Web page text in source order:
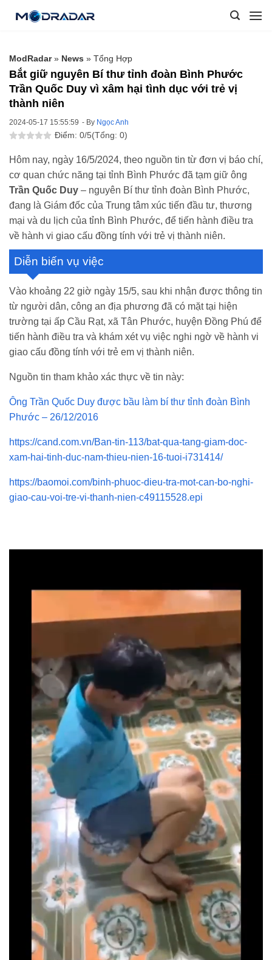
ModRadar» News » Tổng Hợp
Bắt giữ nguyên Bí thư tỉnh đoàn Bình Phước
Trần Quốc Duy vì xâm hại tình dục với trẻ vị
thành niên
2024-05-17 15:55:59 - By Ngọc Anh
Điểm: 0/5(Tổng: 0)
Hôm nay, ngày 16/5/2024, theo nguồn tin từ đơn vị báo chí,
cơ quan chức năng tại tỉnh Bình Phước đã tạm giữ ông
Trần Quốc Duy – nguyên Bí thư tỉnh đoàn Bình Phước,
đang là Giám đốc của Trung tâm xúc tiến đầu tư, thương
mại và du lịch của tỉnh Bình Phước, để tiến hành điều tra
về hành vi giao cấu đồng tính với trẻ vị thành niên.
Diễn biến vụ việc
Vào khoảng 22 giờ ngày 15/5, sau khi nhận được thông tin
từ người dân, công an địa phương đã có mặt tại hiện
trường tại ấp Cầu Rạt, xã Tân Phước, huyện Đồng Phú để
tiến hành điều tra và khám xét vụ việc nghi ngờ về hành vi
giao cấu đồng tính với trẻ em vị thành niên.
Nguồn tin tham khảo xác thực về tin này:
Ông Trần Quốc Duy được bầu làm bí thư tỉnh đoàn Bình
Phước – 26/12/2016
https://cand.com.vn/Ban-tin-113/bat-qua-tang-giam-doc-
xam-hai-tinh-duc-nam-thieu-nien-16-tuoi-i731414/
https://baomoi.com/binh-phuoc-dieu-tra-mot-can-bo-nghi-
giao-cau-voi-tre-vi-thanh-nien-c49115528.epi